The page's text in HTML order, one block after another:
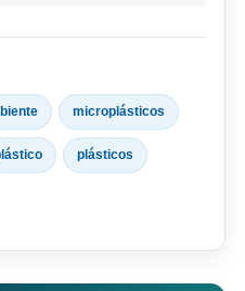
microplásticos
plásticos